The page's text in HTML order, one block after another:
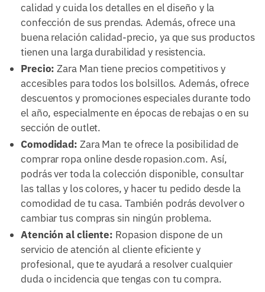
calidad y cuida los detalles en el diseño y la
confección de sus prendas. Además, ofrece una
buena relación calidad-precio, ya que sus productos
tienen una larga durabilidad y resistencia.
Precio: Zara Man tiene precios competitivos y
accesibles para todos los bolsillos. Además, ofrece
descuentos y promociones especiales durante todo
el año, especialmente en épocas de rebajas o en su
sección de outlet.
Comodidad: Zara Man te ofrece la posibilidad de
comprar ropa online desde ropasion.com. Así,
podrás ver toda la colección disponible, consultar
las tallas y los colores, y hacer tu pedido desde la
comodidad de tu casa. También podrás devolver o
cambiar tus compras sin ningún problema.
Atención al cliente: Ropasion dispone de un
servicio de atención al cliente eficiente y
profesional, que te ayudará a resolver cualquier
duda o incidencia que tengas con tu compra.